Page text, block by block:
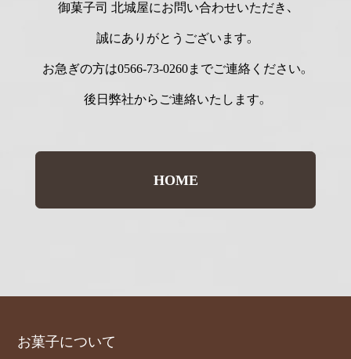
御菓子司 北城屋にお問い合わせいただき、
誠にありがとうございます。
お急ぎの方は0566-73-0260までご連絡ください。
後日弊社からご連絡いたします。
HOME
お菓子について